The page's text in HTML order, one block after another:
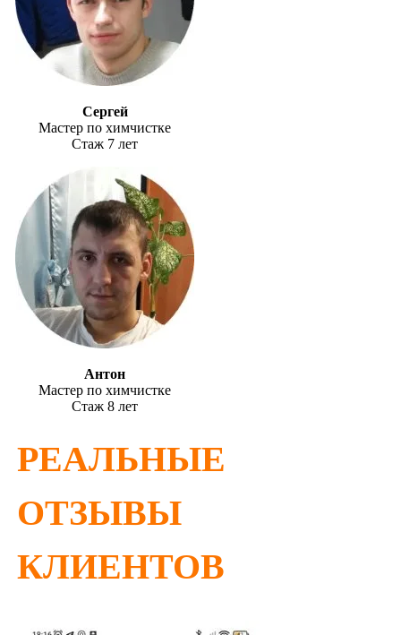
Сергей
Мастер по химчистке
Стаж 7 лет
Антон
Мастер по химчистке
Стаж 8 лет
РЕАЛЬНЫЕ
ОТЗЫВЫ
КЛИЕНТОВ